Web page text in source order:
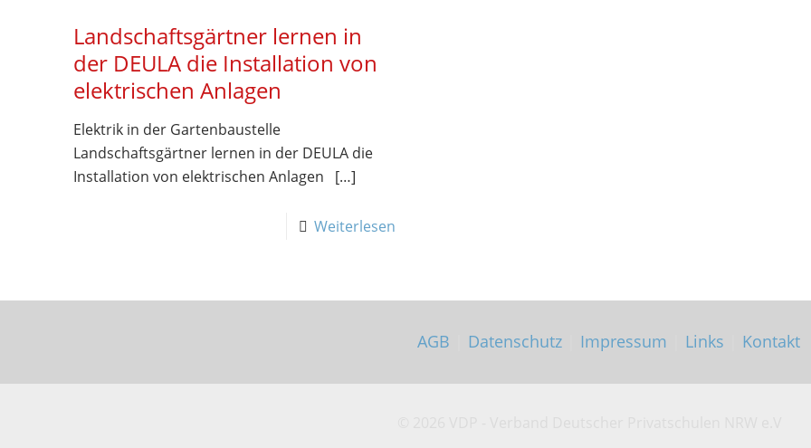
Landschaftsgärtner lernen in
der DEULA die Installation von
elektrischen Anlagen
Elektrik in der Gartenbaustelle
Landschaftsgärtner lernen in der DEULA die
Installation von elektrischen Anlagen
[…]
Weiterlesen
AGB Datenschutz Impressum Links Kontakt